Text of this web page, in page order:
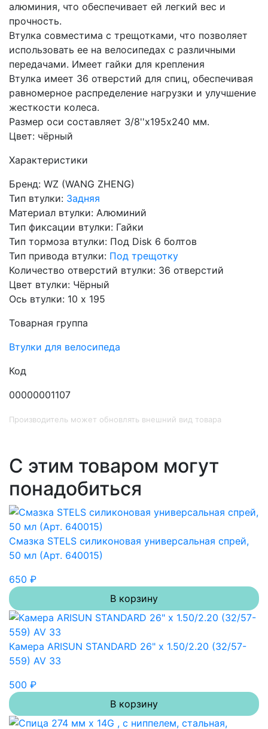
алюминия, что обеспечивает ей легкий вес и
прочность.
Втулка совместима с трещотками, что позволяет
использовать ее на велосипедах с различными
передачами. Имеет гайки для крепления
Втулка имеет 36 отверстий для спиц, обеспечивая
равномерное распределение нагрузки и улучшение
жесткости колеса.
Размер оси составляет 3/8''х195x240 мм.
Цвет: чёрный
Характеристики
Бренд: WZ (WANG ZHENG)
Тип втулки: Задняя
Материал втулки: Алюминий
Тип фиксации втулки: Гайки
Тип тормоза втулки: Под Disk 6 болтов
Тип привода втулки: Под трещотку
Количество отверстий втулки: 36 отверстий
Цвет втулки: Чёрный
Ось втулки: 10 х 195
Товарная группа
Втулки для велосипеда
Код
00000001107
Производитель может обновлять внешний вид товара
С этим товаром могут
понадобиться
Смазка STELS силиконовая универсальная спрей,
50 мл (Арт. 640015)
650 ₽
В корзину
Камера ARISUN STANDARD 26" x 1.50/2.20 (32/57-
559) AV 33
500 ₽
В корзину